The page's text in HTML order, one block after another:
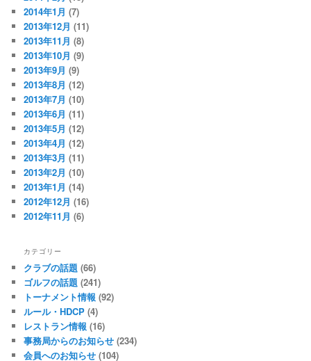
2014年1月 (7)
2013年12月 (11)
2013年11月 (8)
2013年10月 (9)
2013年9月 (9)
2013年8月 (12)
2013年7月 (10)
2013年6月 (11)
2013年5月 (12)
2013年4月 (12)
2013年3月 (11)
2013年2月 (10)
2013年1月 (14)
2012年12月 (16)
2012年11月 (6)
カテゴリー
クラブの話題 (66)
ゴルフの話題 (241)
トーナメント情報 (92)
ルール・HDCP (4)
レストラン情報 (16)
事務局からのお知らせ (234)
会員へのお知らせ (104)